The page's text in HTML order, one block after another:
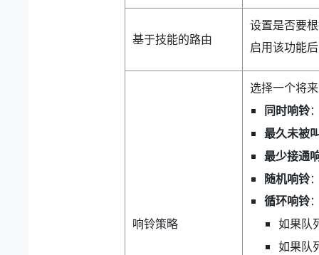
基于技能的路由
设置是否要
启用该功能
响铃策略
选择一个将
同时响铃
最久未被
最少接通
随机响铃
循环响铃
如果队
如果队